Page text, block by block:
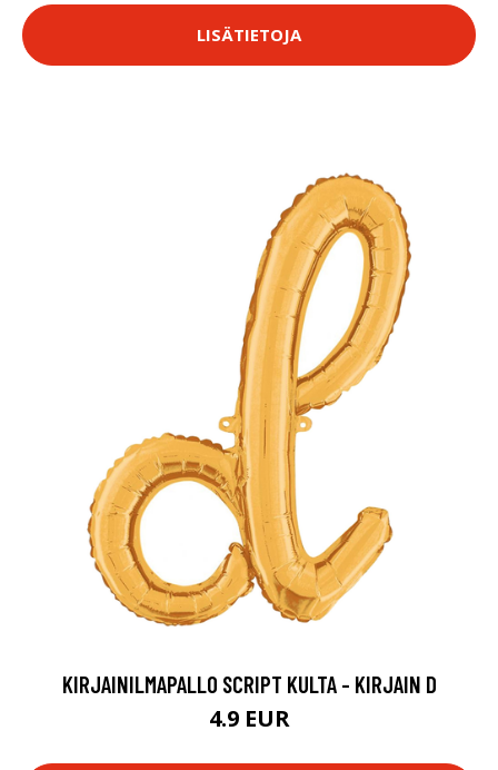
LISÄTIETOJA
KIRJAINILMAPALLO SCRIPT KULTA - KIRJAIN D
4.9 EUR